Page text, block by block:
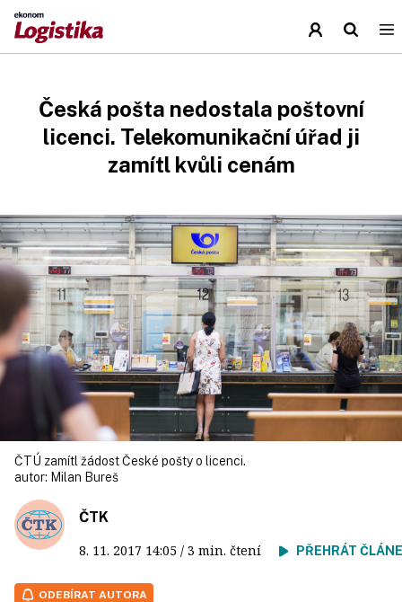
Česká pošta nedostala poštovní
licenci. Telekomunikační úřad ji
zamítl kvůli cenám
ČTÚ zamítl žádost České pošty o licenci.
autor: Milan Bureš
ČTK
8. 11. 2017 14:05 / 3 min. čtení PŘEHRÁT
ODEBÍRAT AUTORA